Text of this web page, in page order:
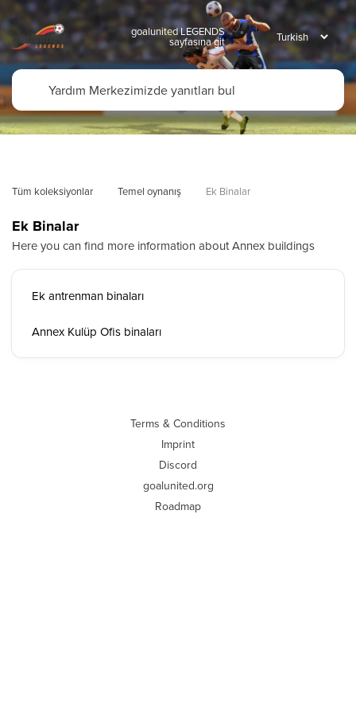
goalunited LEGENDS
sayfasına git
Tüm koleksiyonlar Temel oynanış Ek Binalar
Ek Binalar
Here you can find more information about Annex buildings
Ek antrenman binaları
Annex Kulüp Ofis binaları
Terms & Conditions
Imprint
Discord
goalunited.org
Roadmap